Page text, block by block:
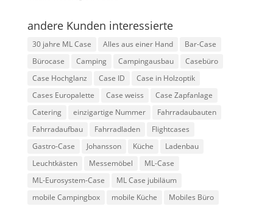
andere Kunden interessierte
30 jahre ML Case Alles aus einer Hand
Bar-Case
Bürocase
Camping Campingausbau
Casebüro
Case Hochglanz
Case ID
Case in Holzoptik
Cases Europalette
Case weiss
Case Zapfanlage
Catering
einzigartige Nummer
Fahrradaubauten
Fahrradaufbau
Fahrradladen
Flightcases
Gastro-Case
Johansson Küche
Ladenbau
Leuchtkästen
Messemöbel
ML-Case
ML-Eurosystem-Case
ML Case jubiläum
mobile Campingbox
mobile Küche
Mobiles Büro